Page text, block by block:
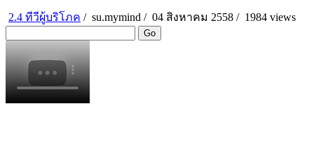
2.4 ทีวีผู้บริโภค / su.mymind / 04 สิงหาคม 2558 / 1984 views
Go